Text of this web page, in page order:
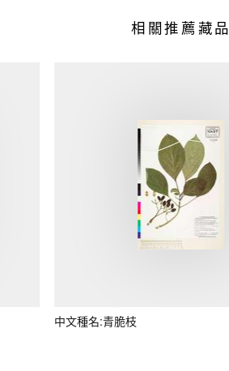
相關推薦藏品
中文種名:青脆枝